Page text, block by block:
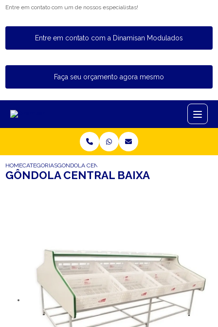
Entre em contato com um de nossos especialistas!
Entre em contato com a Dinamisan Modulados
Faça seu orçamento agora mesmo
HOMECATEGORIASGONDOLA CENTRAL BAIXA
GÔNDOLA CENTRAL BAIXA